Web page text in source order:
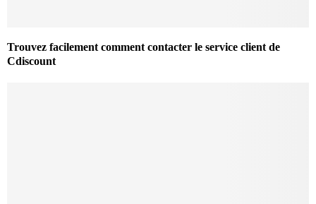
Trouvez facilement comment contacter le service client de
Cdiscount